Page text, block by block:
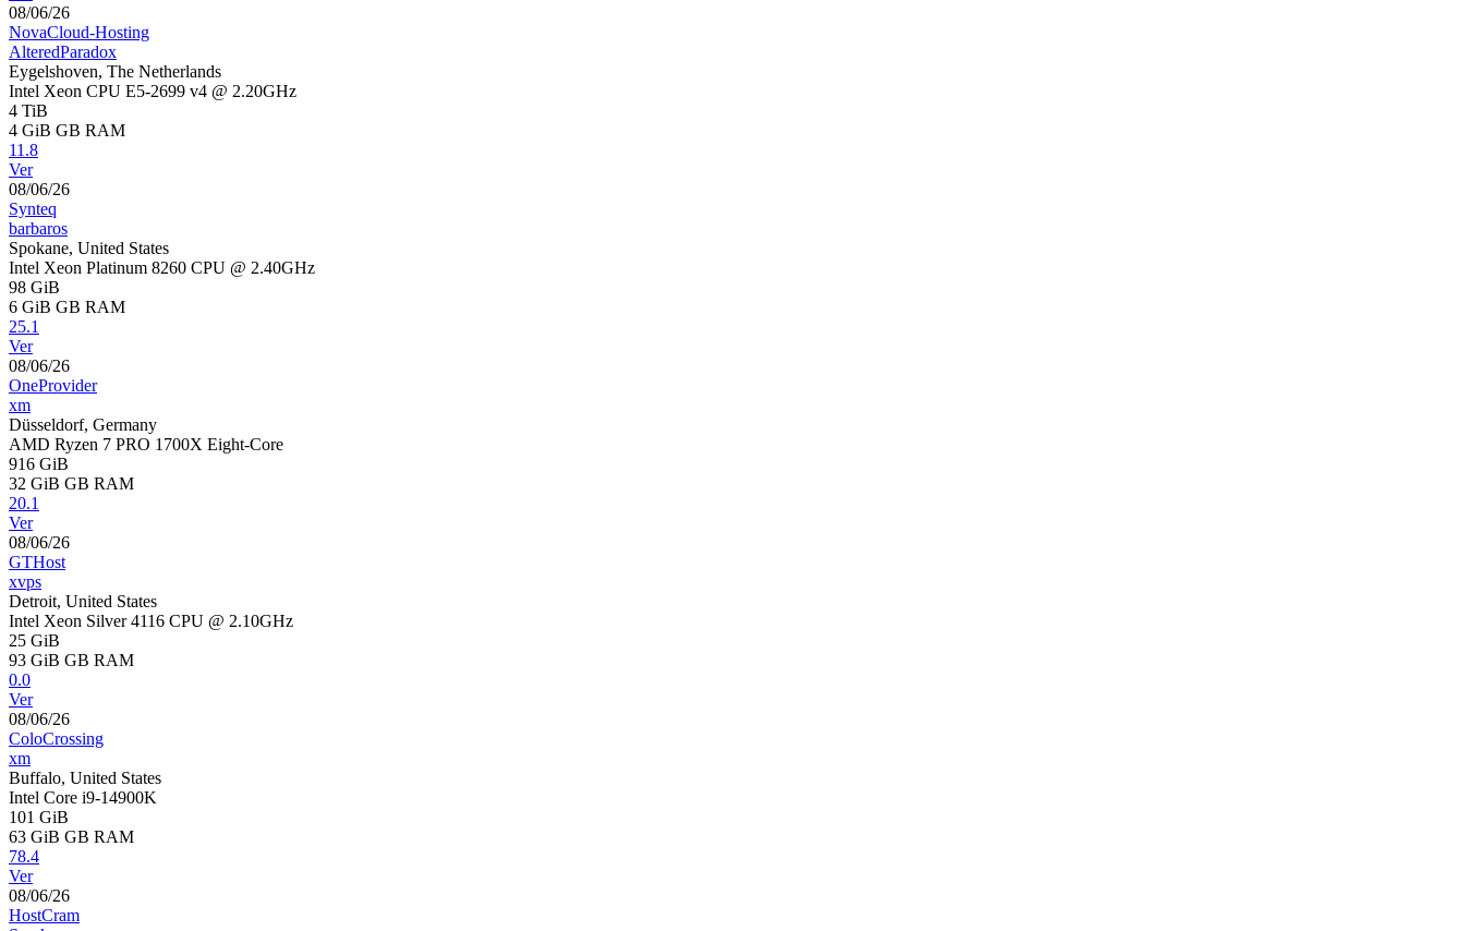
08/06/26
NovaCloud-Hosting
AlteredParadox
Eygelshoven, The Netherlands
Intel Xeon CPU E5-2699 v4 @ 2.20GHz
4 TiB
4 GiB GB RAM
11.8
Ver
08/06/26
Synteq
barbaros
Spokane, United States
Intel Xeon Platinum 8260 CPU @ 2.40GHz
98 GiB
6 GiB GB RAM
25.1
Ver
08/06/26
OneProvider
xm
Düsseldorf, Germany
AMD Ryzen 7 PRO 1700X Eight-Core
916 GiB
32 GiB GB RAM
20.1
Ver
08/06/26
GTHost
xvps
Detroit, United States
Intel Xeon Silver 4116 CPU @ 2.10GHz
25 GiB
93 GiB GB RAM
0.0
Ver
08/06/26
ColoCrossing
xm
Buffalo, United States
Intel Core i9-14900K
101 GiB
63 GiB GB RAM
78.4
Ver
08/06/26
HostCram